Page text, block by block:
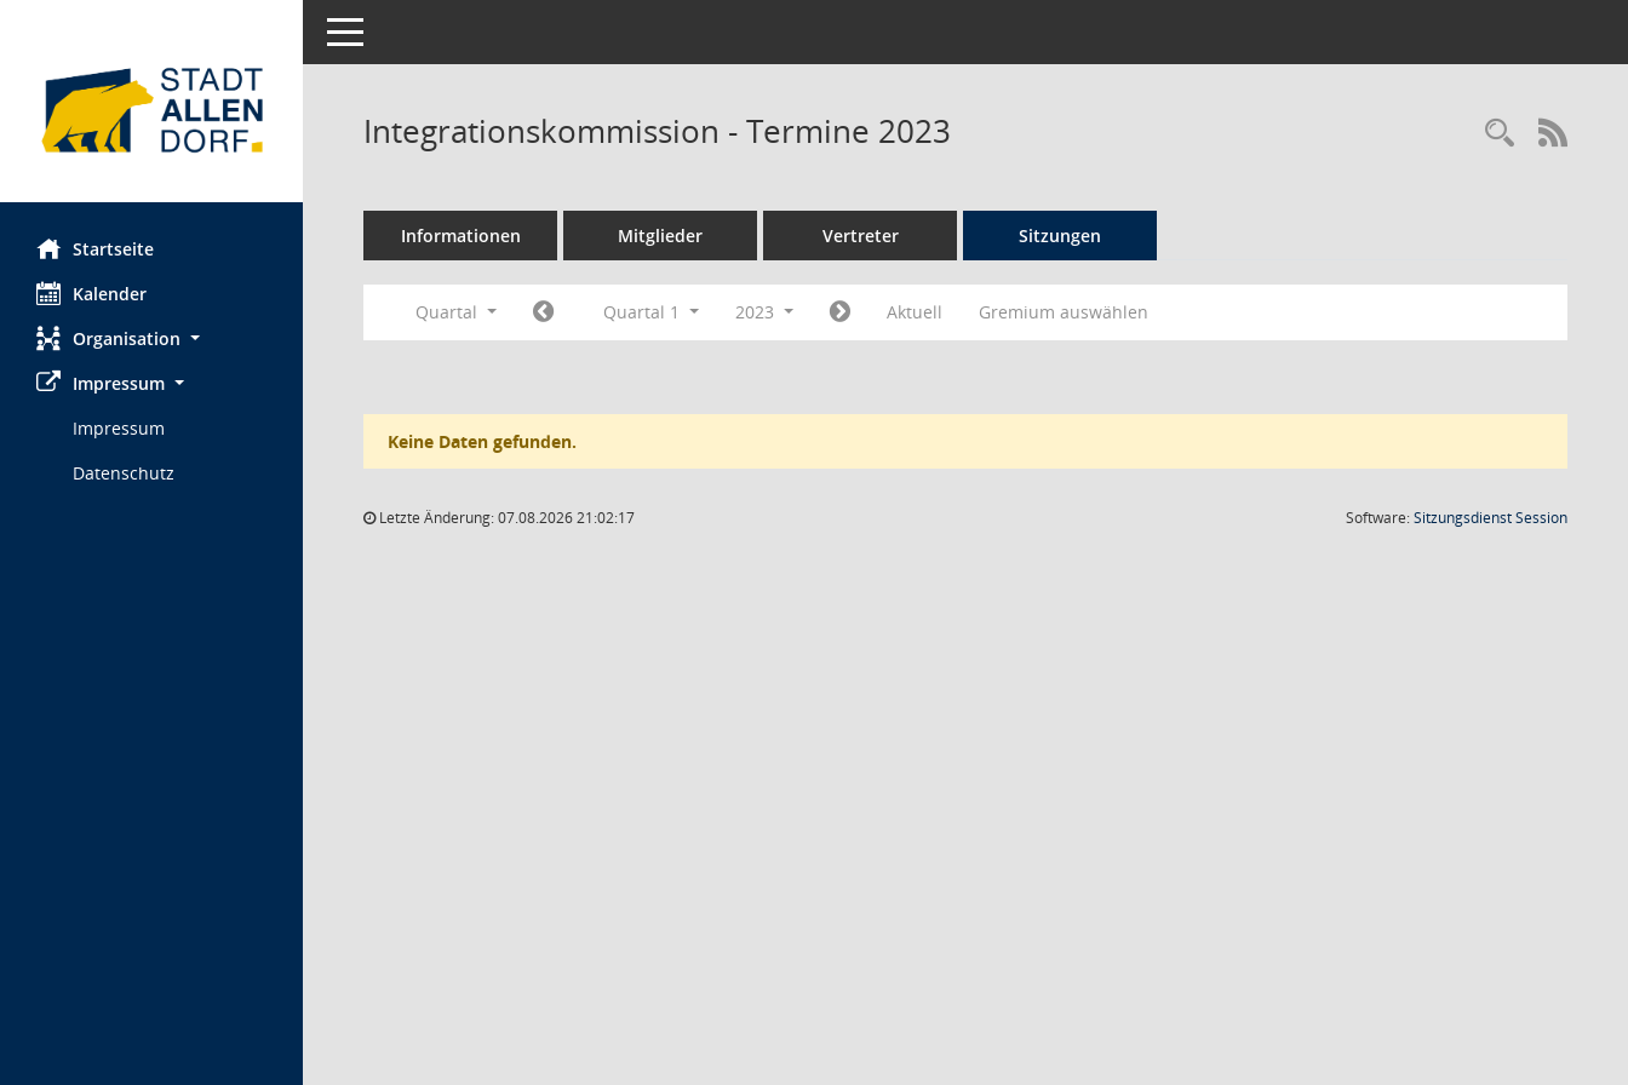
Startseite
Kalender
Organisation
Impressum
Impressum
Datenschutz
Toggle navigation
Integrationskommission - Termine 2023
Informationen Mitglieder Vertreter Sitzungen
Quartal Quartal 1 2023 Aktuell Gremium auswählen
Keine Daten gefunden.
Letzte Änderung: 07.08.2026 21:02:17 Software:SitzungsdienstSession(Wird in